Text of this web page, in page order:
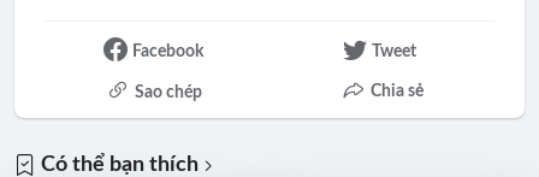
Facebook Tweet
Sao chép Chia sẻ
Có thể bạn thích